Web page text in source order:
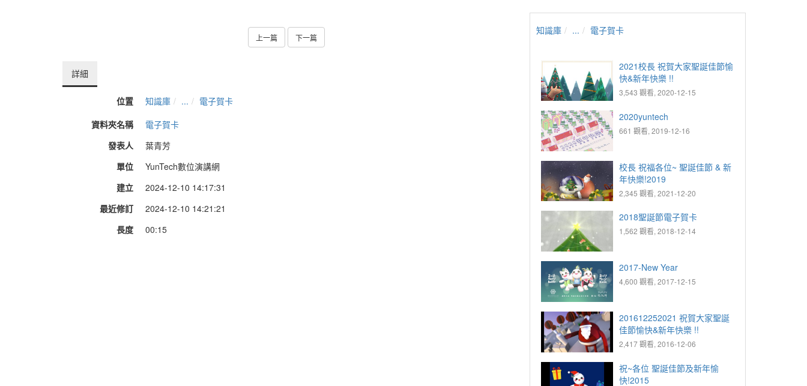
上一篇 下一篇
詳細
位置 知識庫 ...
電子賀卡
資料夾名稱
電子賀卡
發表人
葉青芳
單位
YunTech數位演講網
建立
2024-12-10 14:17:31
最近修訂
2024-12-10 14:21:21
長度
00:15
知識庫 ... 電子賀卡
2021校長 祝賀大家聖誕佳節愉
快&新年快樂 !!
3,543 觀看, 2020-12-15
2020yuntech
661 觀看, 2019-12-16
校長 祝福各位~ 聖誕佳節 & 新
年快樂!2019
2,345 觀看, 2021-12-20
2018聖誕節電子賀卡
1,562 觀看, 2018-12-14
2017-New Year
4,600 觀看, 2017-12-15
201612252021 祝賀大家聖誕
佳節愉快&新年快樂 !!
2,417 觀看, 2016-12-06
祝~各位 聖誕佳節及新年愉
快!2015